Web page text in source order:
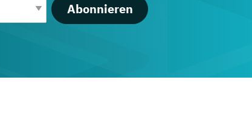
Abonnieren